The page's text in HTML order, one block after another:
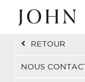
RETOUR
NOUS